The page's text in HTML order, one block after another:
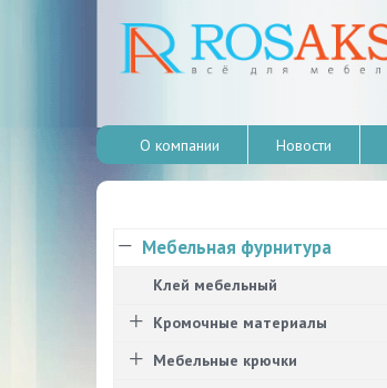
О компании Новости
Мебельная фурнитура
Клей мебельный
Кромочные материалы
Мебельные крючки